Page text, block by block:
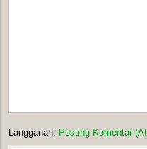
Langganan: Posting Komentar